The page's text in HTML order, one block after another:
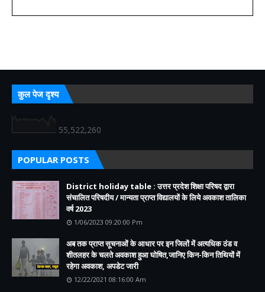
कुल पेज दृश्य
55,522,260
POPULAR POSTS
District holiday table : उत्तर प्रदेश शिक्षा परिषद द्वारा
संचालित परिषदीय / मान्यता प्राप्त विद्यालयों के लिये अवकाश तालिका
वर्ष 2023
1/06/2023 09:20:00 Pm
अब तक प्राप्त सूचनाओं के आधार पर इन जिलों में अत्यधिक ठंड व
शीतलहर के चलते अवकाश हुआ घोषित,जानिए किन-किन तिथियों में
रहेगा अवकाश, अपडेट जारी
12/22/2021 08:16:00 Am